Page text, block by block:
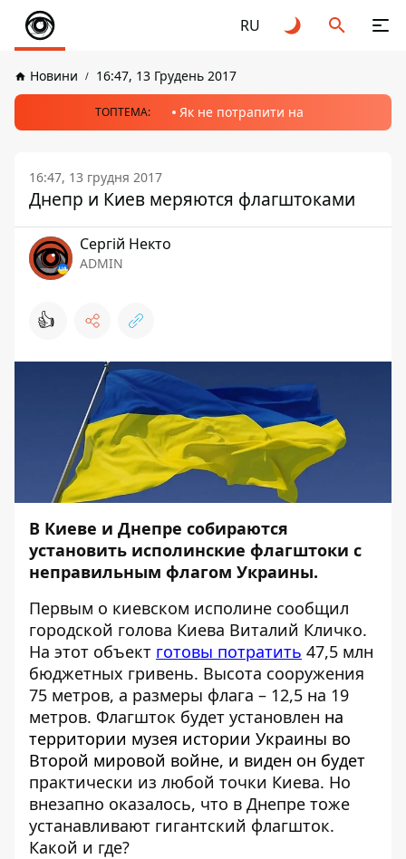
RU
Новини 16:47, 13 Грудень 2017
ТОПТЕМА: Як не потрапити на
16:47, 13 грудня 2017
Днепр и Киев меряются флагштоками
Сергій Некто
ADMIN
👍
В Киеве и Днепре собираются
установить исполинские флагштоки с
неправильным флагом Украины.
Первым о киевском исполине сообщил
городской голова Киева Виталий Кличко.
На этот объект готовы потратить 47,5 млн
бюджетных гривень. Высота сооружения
75 метров, а размеры флага – 12,5 на 19
метров. Флагшток будет установлен на
территории музея истории Украины во
Второй мировой войне, и виден он будет
практически из любой точки Киева. Но
внезапно оказалось, что в Днепре тоже
устанавливают гигантский флагшток.
Какой и где?